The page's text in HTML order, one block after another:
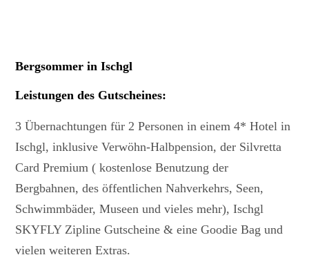
Bergsommer in Ischgl
Leistungen des Gutscheines:
3 Übernachtungen für 2 Personen in einem 4* Hotel in
Ischgl, inklusive Verwöhn-Halbpension, der Silvretta
Card Premium ( kostenlose Benutzung der
Bergbahnen, des öffentlichen Nahverkehrs, Seen,
Schwimmbäder, Museen und vieles mehr), Ischgl
SKYFLY Zipline Gutscheine & eine Goodie Bag und
vielen weiteren Extras.